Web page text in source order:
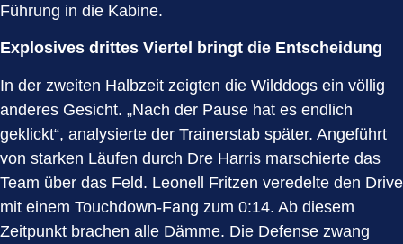
Führung in die Kabine.
Explosives drittes Viertel bringt die Entscheidung
In der zweiten Halbzeit zeigten die Wilddogs ein völlig
anderes Gesicht. „Nach der Pause hat es endlich
geklickt“, analysierte der Trainerstab später. Angeführt
von starken Läufen durch Dre Harris marschierte das
Team über das Feld. Leonell Fritzen veredelte den Drive
mit einem Touchdown-Fang zum 0:14. Ab diesem
Zeitpunkt brachen alle Dämme. Die Defense zwang